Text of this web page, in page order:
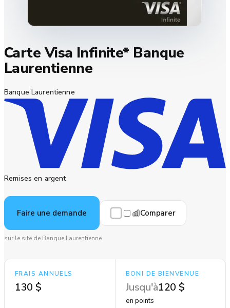
Carte Visa Infinite* Banque
Laurentienne
Banque Laurentienne
Remises en argent
Faire une demande Comparer
sur le site de Banque Laurentienne
FRAIS ANNUELS
130 $
BONI DE BIENVENUE
Jusqu'à120 $
en points